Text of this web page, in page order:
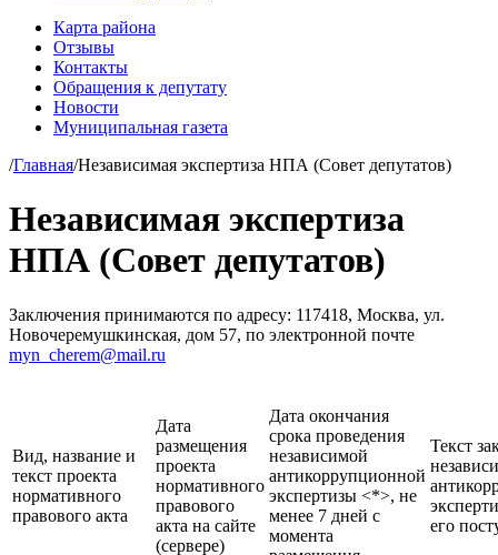
Карта района
Отзывы
Контакты
Обращения к депутату
Новости
Муниципальная газета
/Главная/Независимая экспертиза НПА (Совет депутатов)
Независимая экспертиза
НПА (Совет депутатов)
Заключения принимаются по адресу: 117418, Москва, ул.
Новочеремушкинская, дом 57, по электронной почте
myn_cherem@mail.ru
Вид, название и
текст проекта
нормативного
правового акта
Дата
размещения
проекта
нормативного
правового
акта на сайте
(сервере)
Дата окончания
срока проведения
независимой
антикоррупционной
экспертизы <*>, не
менее 7 дней с
момента
Текст
его